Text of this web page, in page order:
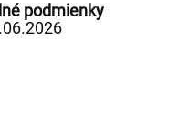
podmienky